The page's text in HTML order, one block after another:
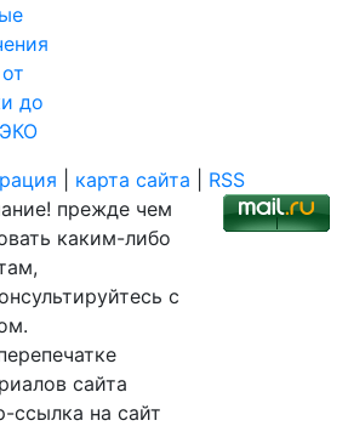
до
карта сайта
RSS
прежде чем
каким-либо
с
сайта
ссылка на сайт